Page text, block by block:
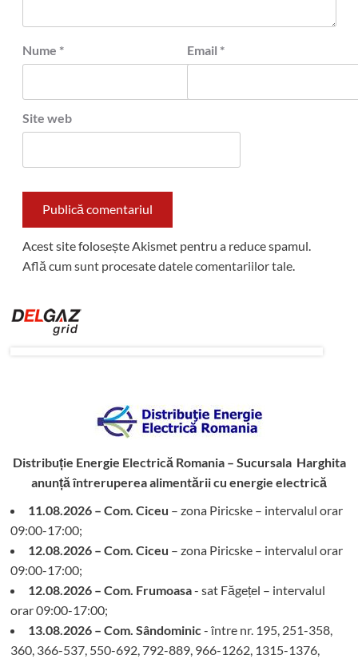
Nume * Email *
Site web
Acest site folosește Akismet pentru a reduce spamul.
Află cum sunt procesate datele comentariilor tale.
Distribuție Energie Electrică Romania – Sucursala Harghita
anunță întreruperea alimentării cu energie electrică
11.08.2026 – Com. Ciceu – zona Piricske – intervalul orar
09:00-17:00;
12.08.2026 – Com. Ciceu – zona Piricske – intervalul orar
09:00-17:00;
12.08.2026 – Com. Frumoasa- sat Făgețel – intervalul
orar 09:00-17:00;
13.08.2026 – Com. Sândominic - între nr. 195, 251-358,
360, 366-537, 550-692, 792-889, 966-1262, 1315-1376,